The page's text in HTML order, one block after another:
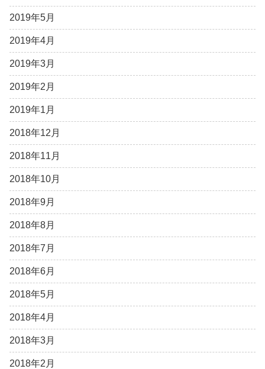
2019年5月
2019年4月
2019年3月
2019年2月
2019年1月
2018年12月
2018年11月
2018年10月
2018年9月
2018年8月
2018年7月
2018年6月
2018年5月
2018年4月
2018年3月
2018年2月